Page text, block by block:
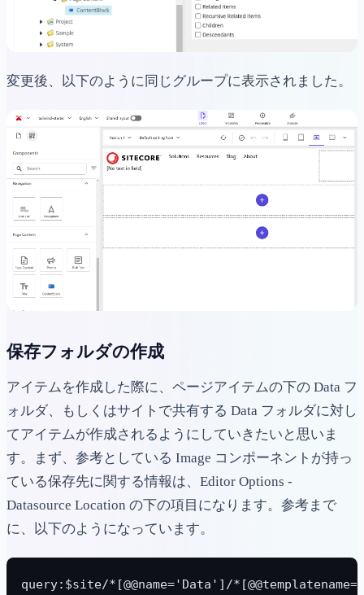
変更後、以下のように同じグループに表示されました。
保存フォルダの作成
アイテムを作成した際に、ページアイテムの下の Data フ
ォルダ、もしくはサイトで共有する Data フォルダに対し
てアイテムが作成されるようにしていきたいと思いま
す。まず、参考としている Image コンポーネントが持っ
ている保存先に関する情報は、Editor Options -
Datasource Location の下の項目になります。参考まで
に、以下のようになっています。
query:$site/*[@@name='Data']/